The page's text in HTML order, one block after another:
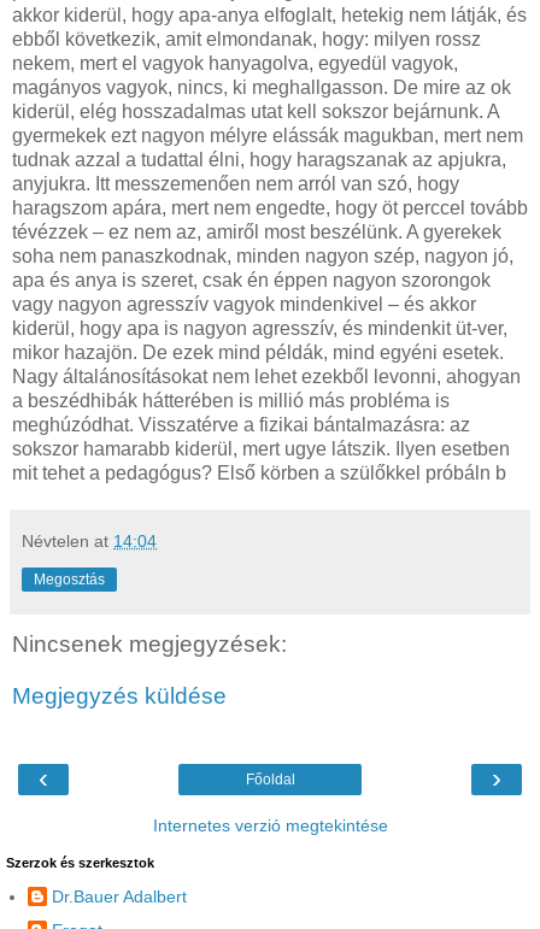
Névtelen at 14:04
Megosztás
Nincsenek megjegyzések:
Megjegyzés küldése
‹ ›
Főoldal
Internetes verzió megtekintése
Szerzok és szerkesztok
Dr.Bauer Adalbert